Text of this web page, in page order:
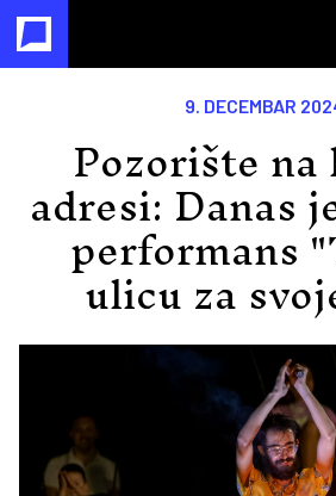
9. DECEMBAR
Pozorište
adresi: Danas
performans
ulicu za